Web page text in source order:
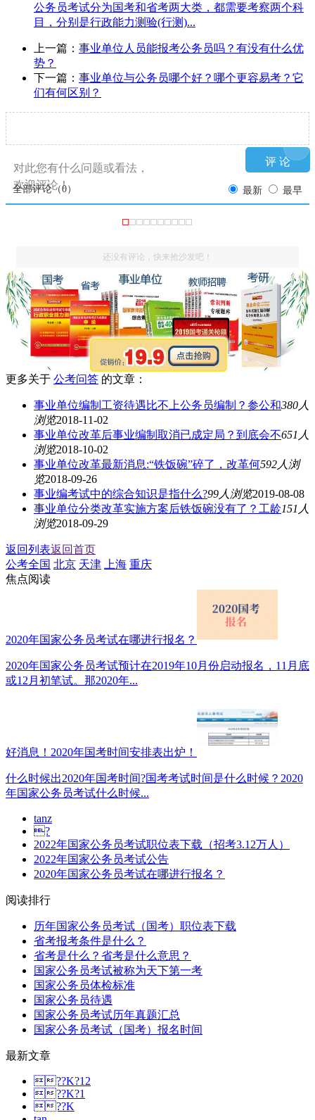
公务员考试分为国考和省考两大类，都需要考察两个科
目，分别是行政能力测验(行测)...
上一篇： 事业单位人员能报考公务员吗？有没有什么优
势？
下一篇： 事业单位与公务员哪个好？哪个更容易考？它
们有何区别？
对此您有什么问题或看法，
欢迎评论！
全部评论（0） 最新 最早
还没有评论，快来抢沙发吧！
更多关于 公考问答 的文章：
事业单位编制工资待遇比不上公务员编制？参公和380人
浏览2018-11-02
事业单位改革后事业编制取消已成定局？到底会不651人
浏览2018-10-02
事业单位改革最新消息:“铁饭碗”碎了，改革何592人浏
览2018-09-26
事业编考试中的综合知识是指什么?99人浏览2019-08-08
事业单位分类改革实施方案后铁饭碗没有了？工龄151人
浏览2018-09-29
返回列表返回首页
公考全国 北京 天津 上海 重庆
焦点阅读
2020年国家公务员考试在哪进行报名？
2020年国家公务员考试预计在2019年10月份启动报名，11月底
或12月初笔试。那2020年...
好消息！2020年国考时间安排表出炉！
什么时候出2020年国考时间?国考考试时间是什么时候？2020
年国家公务员考试什么时候...
tanz
?
2022年国家公务员考试职位表下载（招考3.12万人）
2022年国家公务员考试公告
2020年国家公务员考试在哪进行报名？
阅读排行
历年国家公务员考试（国考）职位表下载
省考报考条件是什么？
省考是什么？省考是什么意思？
国家公务员考试被称为天下第一考
国家公务员体检标准
国家公务员待遇
国家公务员考试历年真题汇总
国家公务员考试（国考）报名时间
最新文章
??K?12
??K?1
??K